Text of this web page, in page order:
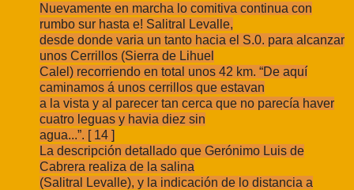
Nuevamente en marcha lo comitiva continua con
rumbo sur hasta e! Salitral Levalle,
desde donde varia un tanto hacia el S.0. para alcanzar
unos Cerrillos (Sierra de Lihuel
Calel) recorriendo en total unos 42 km. “De aquí
caminamos á unos cerrillos que estavan
a la vista y al parecer tan cerca que no parecía haver
cuatro leguas y havia diez sin
agua...”. [ 14 ]
La descripción detallado que Gerónimo Luis de
Cabrera realiza de la salina
(Salitral Levalle), y la indicación de lo distancia a